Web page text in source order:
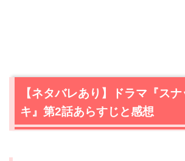
【ネタバレあり】ドラマ『ス
キ』第2話あらすじと感想